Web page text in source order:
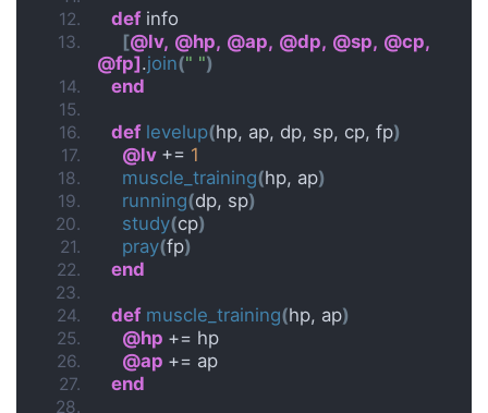
def info
[@lv, @hp, @ap, @dp, @sp, @cp,
@fp].join(" ")
end
def levelup(hp, ap, dp, sp, cp, fp)
@lv += 1
muscle_training(hp, ap)
running(dp, sp)
study(cp)
pray(fp)
end
def muscle_training(hp, ap)
@hp += hp
@ap += ap
end